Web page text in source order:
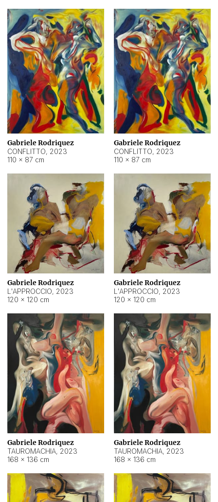
Gabriele Rodriquez
CONFLITTO, 2023
110 × 87 cm
Gabriele Rodriquez
CONFLITTO, 2023
110 × 87 cm
Gabriele Rodriquez
L'APPROCCIO, 2023
120 × 120 cm
Gabriele Rodriquez
L'APPROCCIO, 2023
120 × 120 cm
Gabriele Rodriquez
TAUROMACHIA, 2023
168 × 136 cm
Gabriele Rodriquez
TAUROMACHIA, 2023
168 × 136 cm